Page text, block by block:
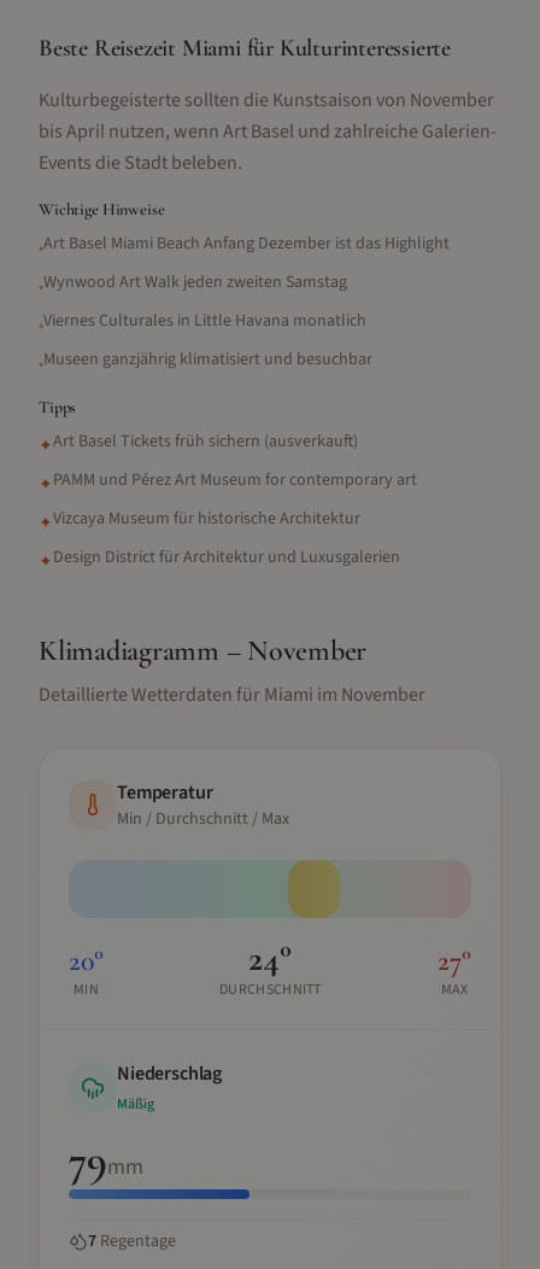
Beste Reisezeit Miami für Kulturinteressierte
Kulturbegeisterte sollten die Kunstsaison von November
bis April nutzen, wenn Art Basel und zahlreiche Galerien-
Events die Stadt beleben.
Wichtige Hinweise
•Art Basel Miami Beach Anfang Dezember ist das Highlight
•Wynwood Art Walk jeden zweiten Samstag
•Viernes Culturales in Little Havana monatlich
•Museen ganzjährig klimatisiert und besuchbar
Tipps
✦Art Basel Tickets früh sichern (ausverkauft)
✦PAMM und Pérez Art Museum for contemporary art
✦Vizcaya Museum für historische Architektur
✦Design District für Architektur und Luxusgalerien
Klimadiagramm – November
Detaillierte Wetterdaten fürMiami im November
Temperatur
Min / Durchschnitt / Max
20°
MIN
24°
DURCHSCHNITT
27°
MAX
Niederschlag
Mäßig
79mm
7 Regentage